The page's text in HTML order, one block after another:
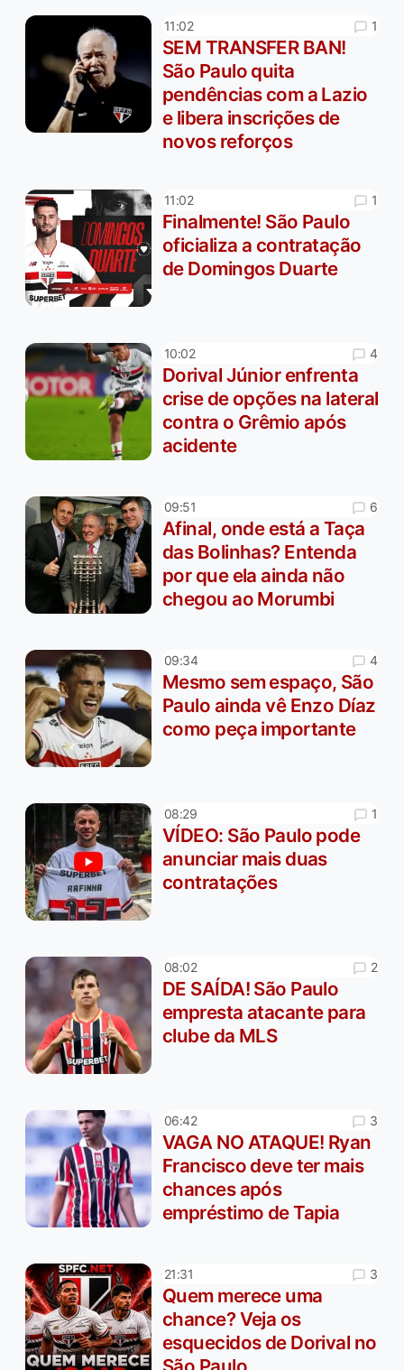
11:02 1
SEM TRANSFER BAN!
São Paulo quita
pendências com a Lazio
e libera inscrições de
novos reforços
11:02 1
Finalmente! São Paulo
oficializa a contratação
de Domingos Duarte
10:02 4
Dorival Júnior enfrenta
crise de opções na lateral
contra o Grêmio após
acidente
09:51 6
Afinal, onde está a Taça
das Bolinhas? Entenda
por que ela ainda não
chegou ao Morumbi
09:34 4
Mesmo sem espaço, São
Paulo ainda vê Enzo Díaz
como peça importante
08:29 1
VÍDEO: São Paulo pode
anunciar mais duas
contratações
08:02 2
DE SAÍDA! São Paulo
empresta atacante para
clube da MLS
06:42 3
VAGA NO ATAQUE! Ryan
Francisco deve ter mais
chances após
empréstimo de Tapia
21:31 3
Quem merece uma
chance? Veja os
esquecidos de Dorival no